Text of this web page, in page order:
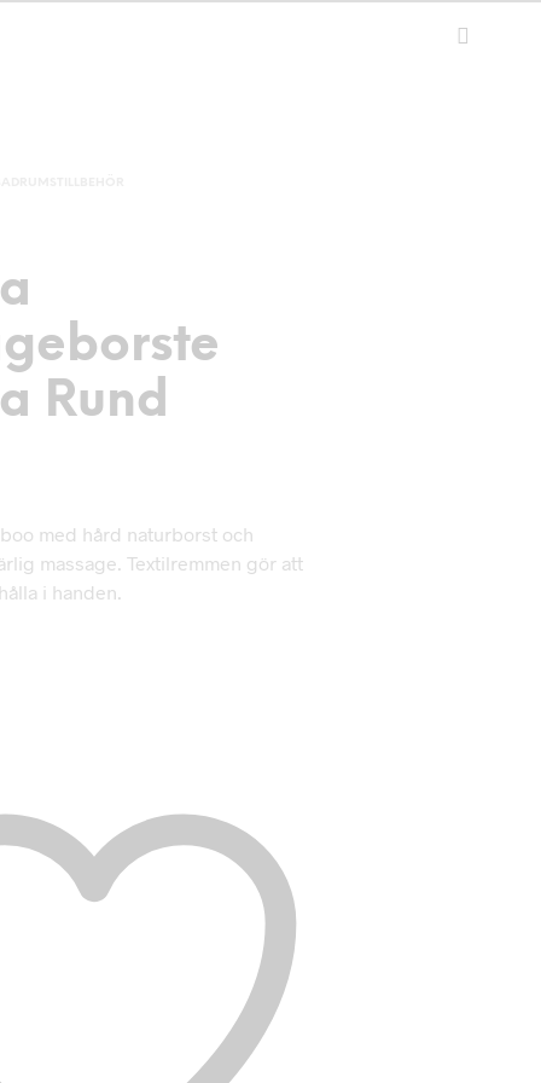
Rund
med hård naturborst och
massage. Textilremmen gör att
i handen.